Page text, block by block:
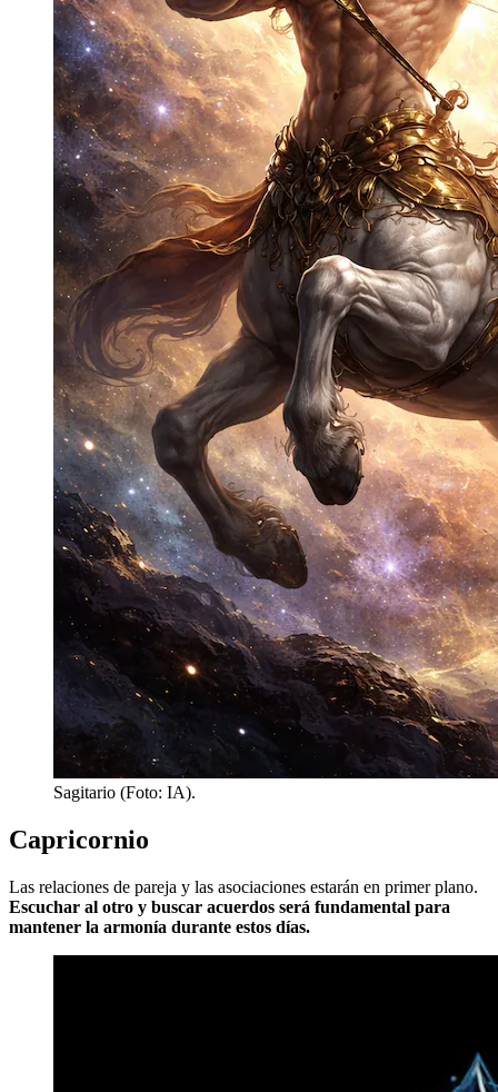
Sagitario (Foto: IA).
Capricornio
Las relaciones de pareja y las asociaciones estarán en primer plano.
Escuchar al otro y buscar acuerdos será fundamental para
mantener la armonía durante estos días.